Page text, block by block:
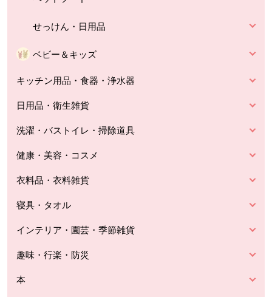
せっけん・日用品
ベビー＆キッズ
キッチン用品・食器・浄水器
日用品・衛生雑貨
洗濯・バストイレ・掃除道具
健康・美容・コスメ
衣料品・衣料雑貨
寝具・タオル
インテリア・園芸・季節雑貨
趣味・行楽・防災
本